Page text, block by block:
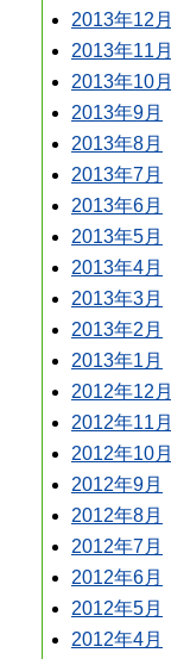
2013年12月
2013年11月
2013年10月
2013年9月
2013年8月
2013年7月
2013年6月
2013年5月
2013年4月
2013年3月
2013年2月
2013年1月
2012年12月
2012年11月
2012年10月
2012年9月
2012年8月
2012年7月
2012年6月
2012年5月
2012年4月